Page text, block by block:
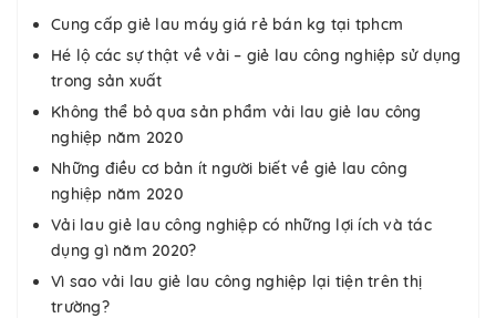
Cung cấp giẻ lau máy giá rẻ bán kg tại tphcm
Hé lộ các sự thật về vải – giẻ lau công nghiệp sử dụng
trong sản xuất
Không thể bỏ qua sản phẩm vải lau giẻ lau công
nghiệp năm 2020
Những điều cơ bản ít người biết về giẻ lau công
nghiệp năm 2020
Vải lau giẻ lau công nghiệp có những lợi ích và tác
dụng gì năm 2020?
Vì sao vải lau giẻ lau công nghiệp lại tiện trên thị
trường?